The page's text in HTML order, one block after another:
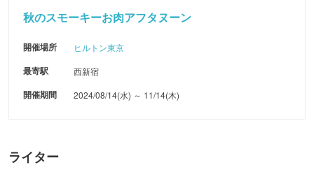
秋のスモーキーお肉アフタヌーン
開催場所 ヒルトン東京
最寄駅 西新宿
開催期間 2024/08/14(水) ～ 11/14(木)
ライター